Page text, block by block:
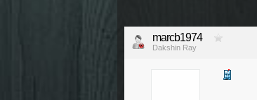
marcb1974
Dakshin Ray